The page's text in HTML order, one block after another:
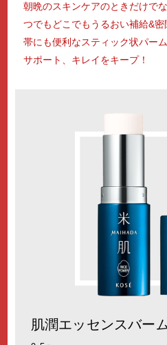
朝晩のスキンケアのときだけで
つでもどこでもうるおい補給&
帯にも便利なスティック状パー
サポート、キレイをキープ！
肌潤エッセンスバー